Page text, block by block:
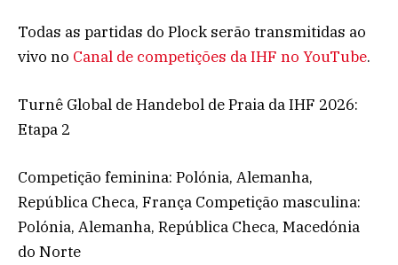
Todas as partidas do Plock serão transmitidas ao
vivo no Canal de competições da IHF no YouTube.
Turnê Global de Handebol de Praia da IHF 2026:
Etapa 2
Competição feminina: Polónia, Alemanha,
República Checa, França Competição masculina:
Polónia, Alemanha, República Checa, Macedónia
do Norte